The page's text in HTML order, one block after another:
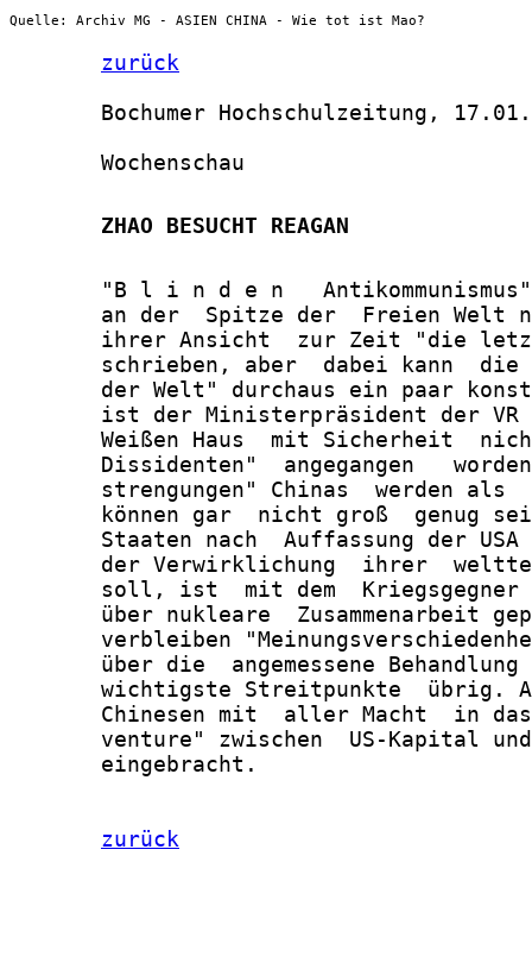
Quelle: Archiv MG - ASIEN CHINA - Wie tot ist Mao?
zurück
Bochumer Hochschulzeitung,
       Wochenschau
       ZHAO BESUCHT REAGAN
"B l i n d e n
an der  Spitze der  Freien Welt
ihrer Ansicht  zur Zeit "die
schrieben, aber  dabei kann
der Welt" durchaus ein paar
ist der Ministerpräsident der
Weißen Haus  mit Sicherheit
Dissidenten"  angegangen
strengungen" Chinas  werden als
können gar  nicht groß  genug
Staaten nach  Auffassung der
der Verwirklichung  ihrer
soll, ist  mit dem
über nukleare  Zusammenarbeit
verbleiben
über die  angemessene
wichtigste Streitpunkte  übrig.
Chinesen mit  aller Macht  in
venture" zwischen  US-Kapital
       eingebracht.
zurück